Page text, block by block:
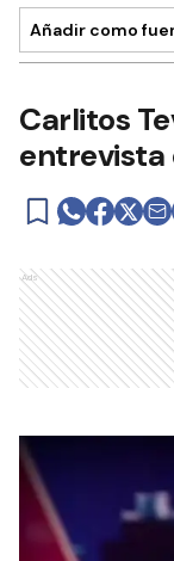
Añadir como
Carlitos
entrevista
Ads